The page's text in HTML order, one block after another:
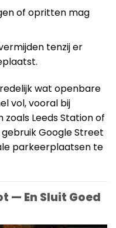
of opritten mag
tenzij er
wat openbare
vol, vooral bij
Leeds Station of
gebruik Google Street
parkeerplaatsen te
— En Sluit Goed